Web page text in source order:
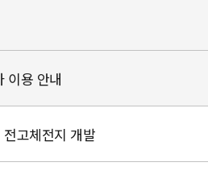
이용 안내
고체전지 개발